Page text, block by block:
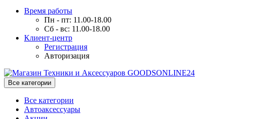
Время работы
Пн - пт: 11.00-18.00
Сб - вс: 11.00-18.00
Клиент-центр
Регистрация
Авторизация
Все категории
Все категории
Автоаксессуары